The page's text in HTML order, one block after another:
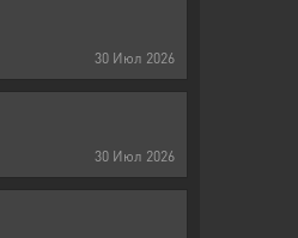
30 Июл 2026
30 Июл 2026